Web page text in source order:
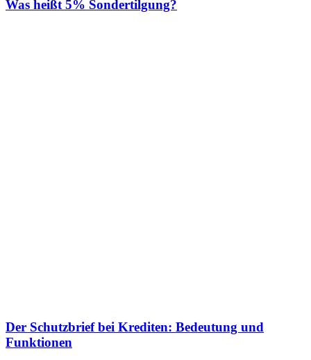
Was heißt 5% Sondertilgung?
Der Schutzbrief bei Krediten: Bedeutung und
Funktionen